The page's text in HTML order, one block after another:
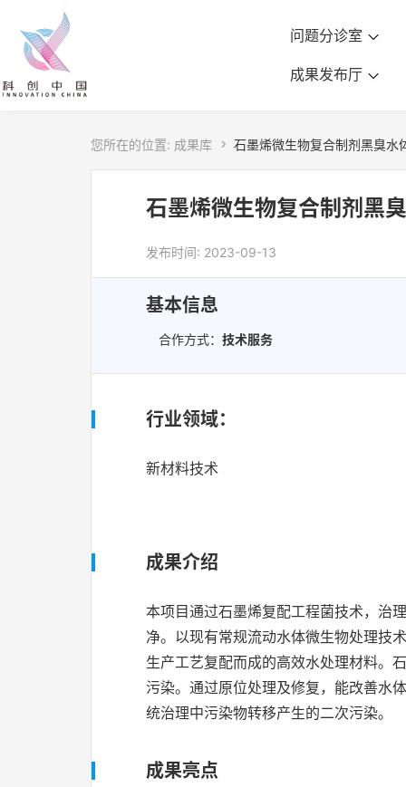
问题分诊室
成果发布厅
您所在的位置: 成果库  石墨烯微生物复合制剂黑臭水
石墨烯微生物复合制剂黑
发布时间: 2023-09-13
基本信息
合作方式： 技术服务
行业领域：
新材料技术
成果介绍
本项目通过石墨烯复配工程菌技术，治
净。以现有常规流动水体微生物处理技
生产工艺复配而成的高效水处理材料。
污染。通过原位处理及修复，能改善水
统治理中污染物转移产生的二次污染。
成果亮点